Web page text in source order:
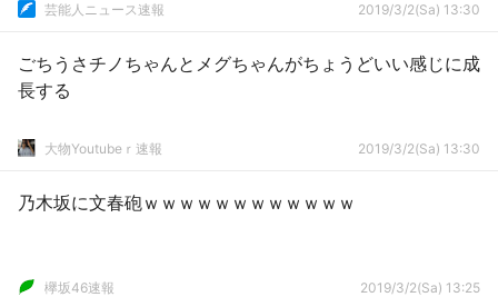
芸能人ニュース速報 2019/3/2(Sa) 13:30
ごちうさチノちゃんとメグちゃんがちょうどいい感じに成
長する
大物Youtubeｒ速報 2019/3/2(Sa) 13:30
乃木坂に文春砲ｗｗｗｗｗｗｗｗｗｗｗｗ
欅坂46速報 2019/3/2(Sa) 13:25